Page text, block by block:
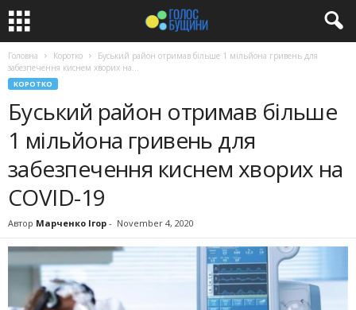
Головна Коротко
Буський район отримав більше 1 мільйона гривень для
забезпечення киснем хворих на...
КОРОТКО
Буський район отримав більше
1 мільйона гривень для
забезпечення киснем хворих на
COVID-19
Автор Марченко Ігор - November 4, 2020